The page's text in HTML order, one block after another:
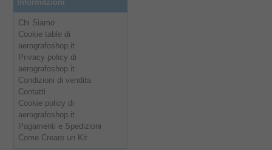
Informazioni
Chi Siamo
Cookie table di
aerografoshop.it
Privacy policy di
aerografoshop.it
Condizioni di vendita
Contatti
Cookie policy di
aerografoshop.it
Pagamenti e Spedizioni
Come Creare un Kit